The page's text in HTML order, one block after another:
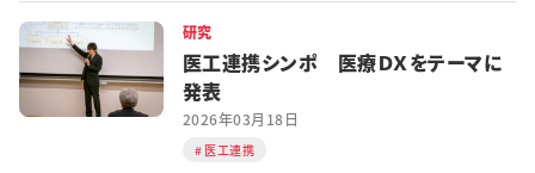
研究
医工連携シンポ 医療ＤＸをテーマに
発表
2026年03月18日
医工連携